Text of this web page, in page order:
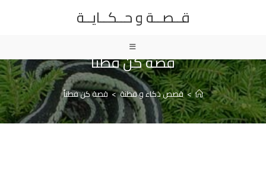
قــصــة و حــكــايــة
قصة كن فطناً
> قصص ذكاء و فطنة > قصة كن فطناً